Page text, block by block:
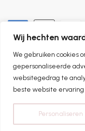
Wij hechten
We gebruiken cookies
gepersonaliseerde
websitegedrag te
beste website
Personaliseren
Home